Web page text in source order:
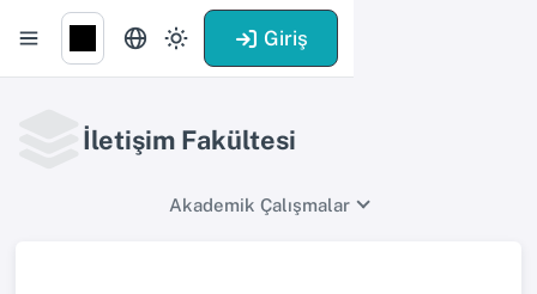
Giriş
İletişim Fakültesi
Akademik Çalışmalar